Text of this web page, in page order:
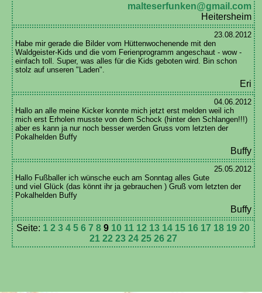
malteserfunken@gmail.com
Heitersheim
23.08.2012
Habe mir gerade die Bilder vom Hüttenwochenende mit den
Waldgeister-Kids und die vom Ferienprogramm angeschaut - wow -
einfach toll. Super, was alles für die Kids geboten wird. Bin schon
stolz auf unseren "Laden".
Eri
04.06.2012
Hallo an alle meine Kicker konnte mich jetzt erst melden weil ich
mich erst Erholen musste von dem Schock (hinter den Schlangen!!!)
aber es kann ja nur noch besser werden Gruss vom letzten der
Pokalhelden Buffy
Buffy
25.05.2012
Hallo Fußballer ich wünsche euch am Sonntag alles Gute
und viel Glück (das könnt ihr ja gebrauchen ) Gruß vom letzten der
Pokalhelden Buffy
Buffy
Seite: 1 2 3 4 5 6 7 8 9 10 11 12 13 14 15 16 17 18 19 20
21 22 23 24 25 26 27